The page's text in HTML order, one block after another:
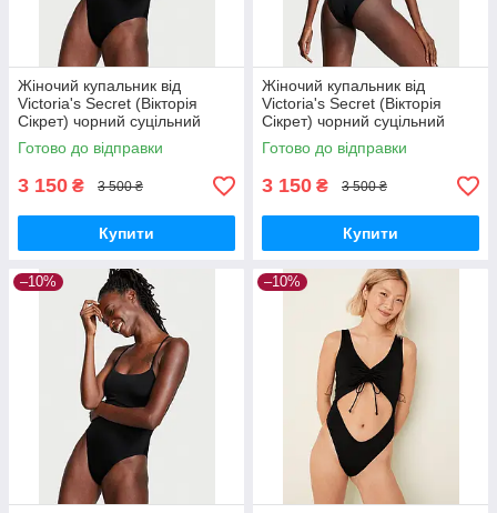
Жіночий купальник від
Victoria's Secret (Вікторія
Сікрет) чорний суцільний
купальник, оригінал Розмір
XS
Готово до відправки
3 150 ₴ 3 500 ₴
Купити
Жіночий купальник від
Victoria's Secret (Вікторія
Сікрет) чорний суцільний
купальник, оригінал Розмір S
Готово до відправки
3 150 ₴ 3 500 ₴
Купити
–10% –10%